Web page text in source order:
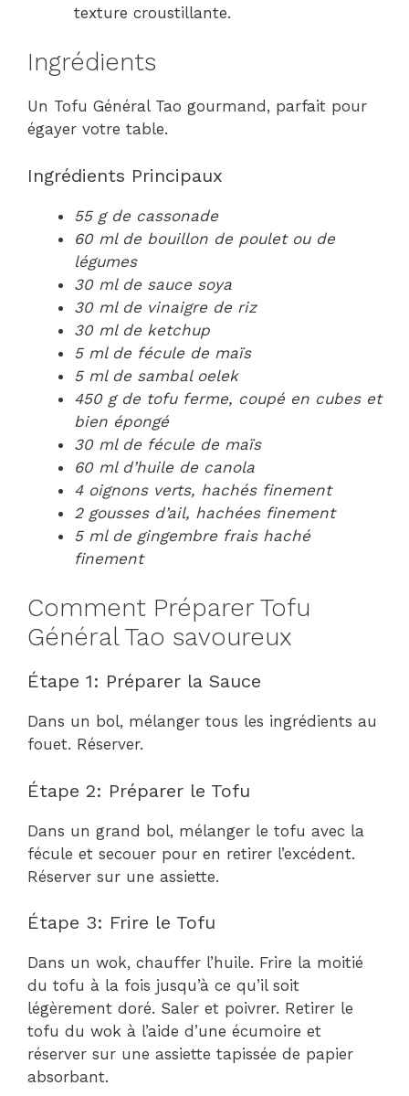
texture croustillante.
Ingrédients
Un Tofu Général Tao gourmand, parfait pour
égayer votre table.
Ingrédients Principaux
55 g de cassonade
60 ml de bouillon de poulet ou de
légumes
30 ml de sauce soya
30 ml de vinaigre de riz
30 ml de ketchup
5 ml de fécule de maïs
5 ml de sambal oelek
450 g de tofu ferme, coupé en cubes et
bien épongé
30 ml de fécule de maïs
60 ml d’huile de canola
4 oignons verts, hachés finement
2 gousses d’ail, hachées finement
5 ml de gingembre frais haché
finement
Comment Préparer Tofu
Général Tao savoureux
Étape 1: Préparer la Sauce
Dans un bol, mélanger tous les ingrédients au
fouet. Réserver.
Étape 2: Préparer le Tofu
Dans un grand bol, mélanger le tofu avec la
fécule et secouer pour en retirer l’excédent.
Réserver sur une assiette.
Étape 3: Frire le Tofu
Dans un wok, chauffer l’huile. Frire la moitié
du tofu à la fois jusqu’à ce qu’il soit
légèrement doré. Saler et poivrer. Retirer le
tofu du wok à l’aide d’une écumoire et
réserver sur une assiette tapissée de papier
absorbant.